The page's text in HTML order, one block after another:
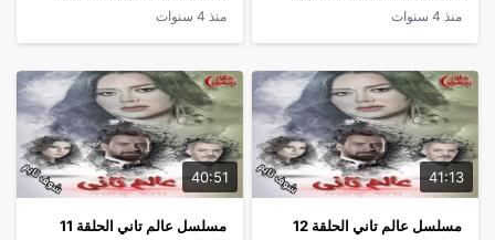
منذ 4 سنوات منذ 4 سنوات
41:13
مسلسل عالم تاني الحلقة 12
40:51
مسلسل عالم تاني الحلقة 11